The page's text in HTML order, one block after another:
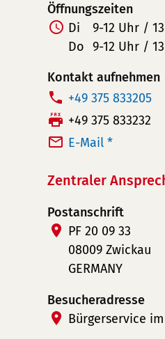
Öffnungszeiten
Di
9-12 Uhr /
Do 9-12 Uhr /
Kontakt aufnehmen
T
e
l
n
n
u
m
e
r:
+49 375 833205
F
a
+49 375 833232
E-Mail *
Zentraler
Postanschrift
PF 20 09 33
08009 Zwickau
GERMANY
Besucheradresse
Bürgerservice